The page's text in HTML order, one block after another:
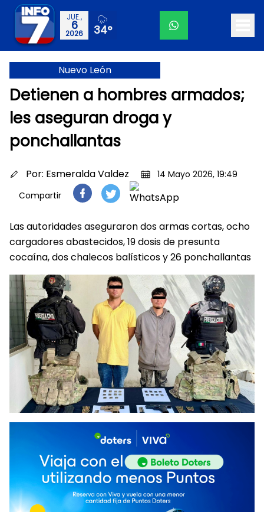
JUE.,
6
2026 34°
Nuevo León
Detienen a hombres armados;
les aseguran droga y
ponchallantas
Por: Esmeralda Valdez
14 Mayo 2026, 19:49
Compartir
Las autoridades aseguraron dos armas cortas, ocho
cargadores abastecidos, 19 dosis de presunta
cocaína, dos chalecos balísticos y 26 ponchallantas